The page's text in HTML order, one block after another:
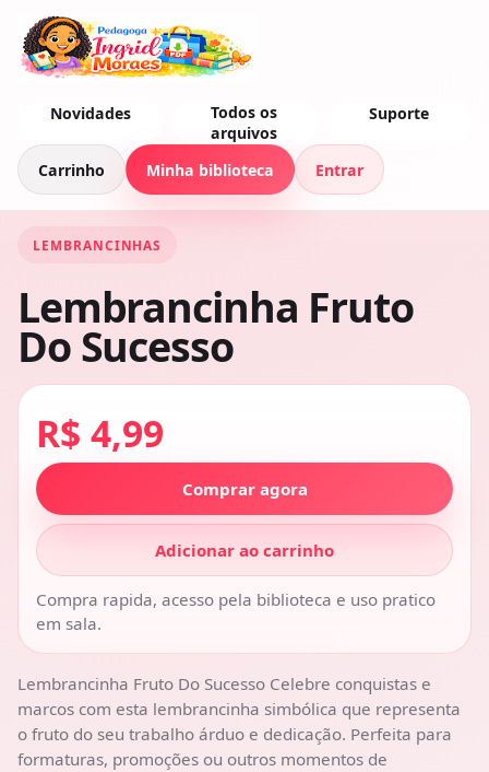
Novidades
Todos os
arquivos
Suporte
Carrinho Minha biblioteca Entrar
LEMBRANCINHAS
Lembrancinha Fruto
Do Sucesso
R$ 4,99
Comprar agora
Adicionar ao carrinho
Compra rapida, acesso pela biblioteca e uso pratico
em sala.
Lembrancinha Fruto Do Sucesso Celebre conquistas e
marcos com esta lembrancinha simbólica que representa
o fruto do seu trabalho árduo e dedicação. Perfeita para
formaturas, promoções ou outros momentos de